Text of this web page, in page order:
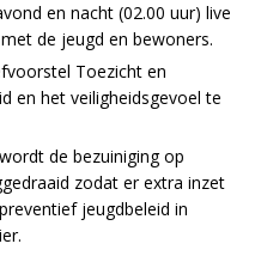
en nacht (02.00 uur) live
de jeugd en bewoners.
Toezicht en
en het veiligheidsgevoel te
de bezuiniging op
zodat er extra inzet
jeugdbeleid in